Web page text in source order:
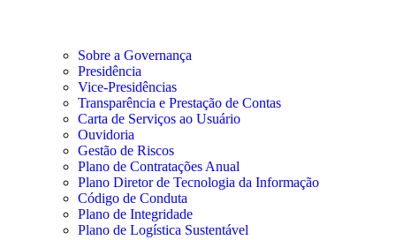
Sobre a Governança
Presidência
Vice-Presidências
Transparência e Prestação de Contas
Carta de Serviços ao Usuário
Ouvidoria
Gestão de Riscos
Plano de Contratações Anual
Plano Diretor de Tecnologia da Informação
Código de Conduta
Plano de Integridade
Plano de Logística Sustentável